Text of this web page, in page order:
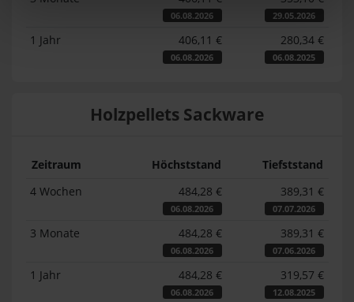
06.08.2026 29.05.2026
1 Jahr 406,11 €
06.08.2026
280,34 €
06.08.2025
Holzpellets Sackware
Zeitraum Höchststand
Tiefststand
4 Wochen
484,28 €
06.08.2026
389,31 €
07.07.2026
3 Monate 484,28 €
06.08.2026
389,31 €
07.06.2026
1 Jahr 484,28 €
06.08.2026
319,57 €
12.08.2025